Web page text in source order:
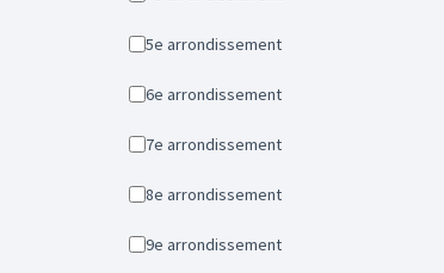
5e arrondissement
6e arrondissement
7e arrondissement
8e arrondissement
9e arrondissement